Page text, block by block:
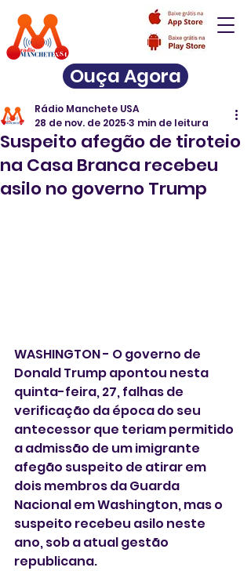
Ouça Agora
Suspeito afegão de tiroteio
na Casa Branca recebeu
asilo no governo Trump
Rádio Manchete USA
28 de nov. de 2025 3 min de leitura
WASHINGTON - O governo de
Donald Trump apontou nesta
quinta-feira, 27, falhas de
verificação da época do seu
antecessor que teriam permitido
a admissão de um imigrante
afegão suspeito de atirar em
dois membros da Guarda
Nacional em Washington, mas o
suspeito recebeu asilo neste
ano, sob a atual gestão
republicana.